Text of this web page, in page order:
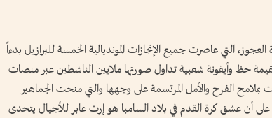
التي عاصرت جميع الإنجازات المونديالية الخمسة للبرازيل بدءاً
أصبحت بمثابة تميمة حظ وأيقونة شعبية تداول صورتها ملايين الناشطين عبر منصات
الفرح والأمل المرتسمة على وجهها والتي منحت الجماهير
على أن عشق كرة القدم في بلاد السامبا هو إرث عابر للأجيال يتحدى